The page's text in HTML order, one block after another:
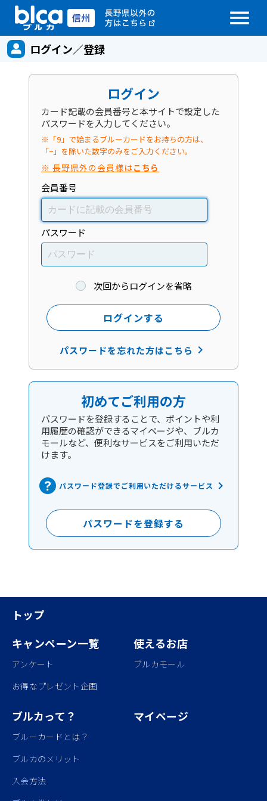
menu
ログイン／登録
ログイン
カード記載の会員番号と本サイトで設定した
パスワードを入力してください。
※「9」で始まるブルーカードをお持ちの方は、
「−」を除いた数字のみをご入力ください。
※ 長野県外の会員様はこちら
会員番号
パスワード
次回からログインを省略
ログインする
パスワードを忘れた方はこちら keyboard_arrow_right
初めてご利用の方
パスワードを登録することで、ポイントや利
用履歴の確認ができるマイページや、ブルカ
モールなど、便利なサービスをご利用いただ
けます。
パスワード登録でご利用いただけるサービス keyboard_arrow_right
パスワードを登録する
トップ
キャンペーン一覧
アンケート
お得なプレゼント企画
使えるお店
ブルカモール
ブルカって？
ブルーカードとは？
ブルカのメリット
入会方法
マイページ